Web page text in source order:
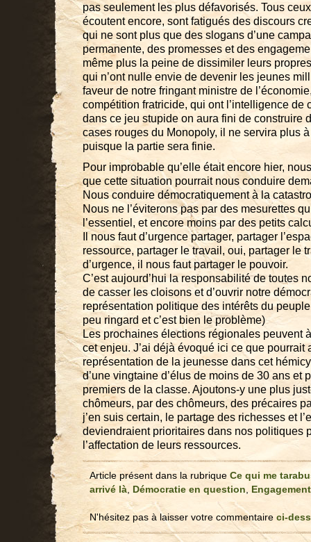
pas seulement les plus défavorisés. Tous
écoutent encore, sont fatigués des discours
qui ne sont plus que des slogans d’une
permanente, des promesses et des
même plus la peine de dissimiler leurs
qui n’ont nulle envie de devenir les jeunes
faveur de notre fringant ministre de
compétition fratricide, qui ont l’intelligence de
dans ce jeu stupide on aura fini de construire
cases rouges du Monopoly, il ne servira plus
puisque la partie sera finie.
Pour improbable qu’elle était encore hier,
que cette situation pourrait nous conduire
Nous conduire démocratiquement à la
Nous ne l’éviterons pas par des mesurettes
l’essentiel, et encore moins par des petits
Il nous faut d’urgence partager, partager
ressource, partager le travail, oui, partager le
d’urgence, il nous faut partager le pouvoir.
C’est aujourd’hui la responsabilité de toutes
de casser les cloisons et d’ouvrir notre
représentation politique des intérêts du
peu ringard et c’est bien le problème)
Les prochaines élections régionales peuvent
cet enjeu. J’ai déjà évoqué ici ce que pourrait
représentation de la jeunesse dans cet
d’une vingtaine d’élus de moins de 30 ans et
premiers de la classe. Ajoutons-y une plus
chômeurs, par des chômeurs, des précaires
j’en suis certain, le partage des richesses et
deviendraient prioritaires dans nos politiques
l’affectation de leurs ressources.
Article présent dans la rubrique Ce qui me
arrivé là, Démocratie en question,
N'hésitez pas à laisser votre commentaire ci-